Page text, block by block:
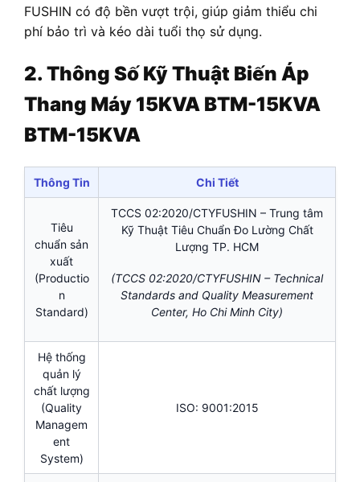
FUSHIN có độ bền vượt trội, giúp giảm thiểu chi
phí bảo trì và kéo dài tuổi thọ sử dụng.
2. Thông Số Kỹ Thuật Biến Áp
Thang Máy 15KVA BTM-15KVA
BTM-15KVA
Thông Tin Chi Tiết
Tiêu
chuẩn sản
xuất
(Productio
n
Standard)
TCCS 02:2020/CTYFUSHIN – Trung tâm
Kỹ Thuật Tiêu Chuẩn Đo Lường Chất
Lượng TP. HCM
(TCCS 02:2020/CTYFUSHIN – Technical
Standards and Quality Measurement
Center, Ho Chi Minh City)
Hệ thống
quản lý
chất lượng
(Quality
Managem
ent
System)
ISO: 9001:2015